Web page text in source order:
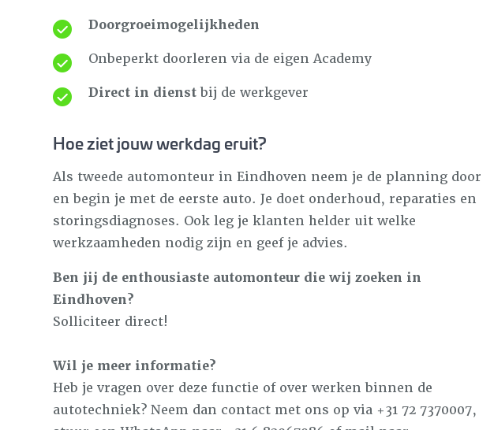
Doorgroeimogelijkheden
Onbeperkt doorleren via de eigen Academy
Direct in dienstbij de werkgever
Hoe ziet jouw werkdag eruit?
Als tweede automonteur in Eindhoven neem je de planning door
en begin je met de eerste auto. Je doet onderhoud, reparaties en
storingsdiagnoses. Ook leg je klanten helder uit welke
werkzaamheden nodig zijn en geef je advies.
Ben jij de enthousiaste automonteur die wij zoeken in
Eindhoven?
Solliciteer direct!
Wil je meer informatie?
Heb je vragen over deze functie of over werken binnen de
autotechniek? Neem dan contact met ons op via +31 72 7370007,